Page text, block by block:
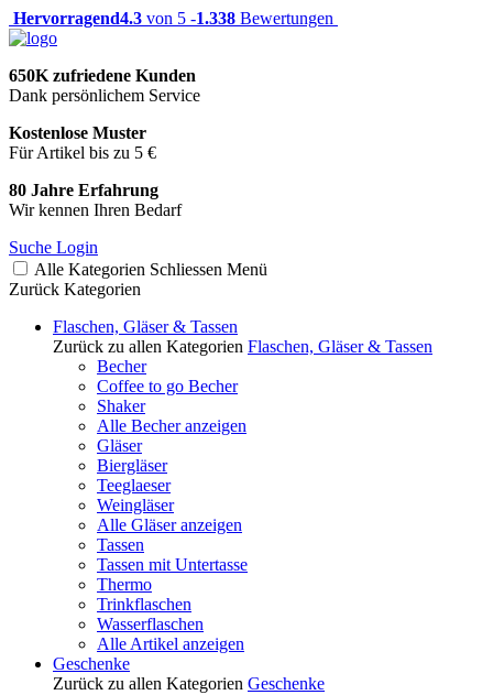
Hervorragend4.3 von 5 -1.338 Bewertungen
650K zufriedene Kunden
Dank persönlichem Service
Kostenlose Muster
Für Artikel bis zu 5 €
80 Jahre Erfahrung
Wir kennen Ihren Bedarf
Suche Login
Alle Kategorien Schliessen Menü
Zurück Kategorien
Flaschen, Gläser & Tassen
Zurück zu allen Kategorien Flaschen, Gläser & Tassen
Becher
Coffee to go Becher
Shaker
Alle Becher anzeigen
Gläser
Biergläser
Teeglaeser
Weingläser
Alle Gläser anzeigen
Tassen
Tassen mit Untertasse
Thermo
Trinkflaschen
Wasserflaschen
Alle Artikel anzeigen
Geschenke
Zurück zu allen Kategorien Geschenke